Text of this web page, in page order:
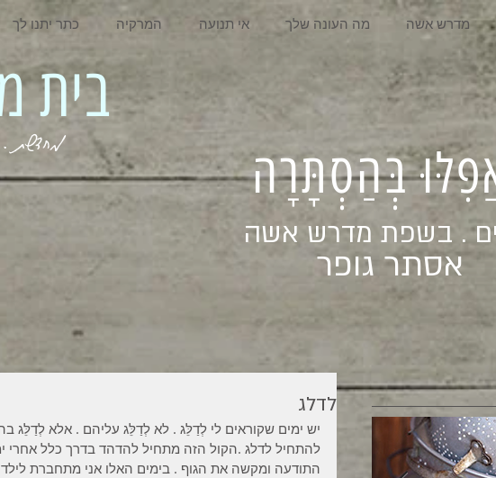
כתר יתנו לך המרקיה אי תנועה מה העונה שלך מדרש אשה
. בשפת מדרש אשה
אסתר גופר
בְּהַסְתָּרָה
לדלג
יש ימים שקוראים לי לְדַלֵּג . לא לְדַלֵּג עליהם . אלא לְדַלֵּג
להתחיל לדלג .הקול הזה מתחיל להדהד בדרך כלל אחרי
התודעה ומקשה את הגוף . בימים האלו אני מתחברת
מחדשת . החסר . המלא . שבי
בית מדרש אשה